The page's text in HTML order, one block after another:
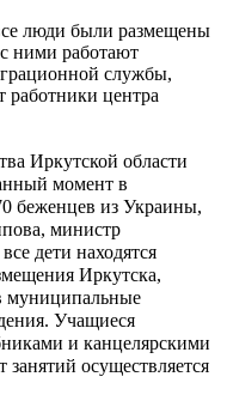
люди были размещены
ними работают
службы,
центра
Иркутской области
момент в
беженцев из Украины,
министр
дети находятся
Иркутска,
муниципальные
. Учащиеся
и канцелярскими
осуществляется